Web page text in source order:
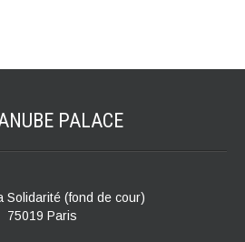
PALACE
Solidarité (fond de cour)
75019 Paris